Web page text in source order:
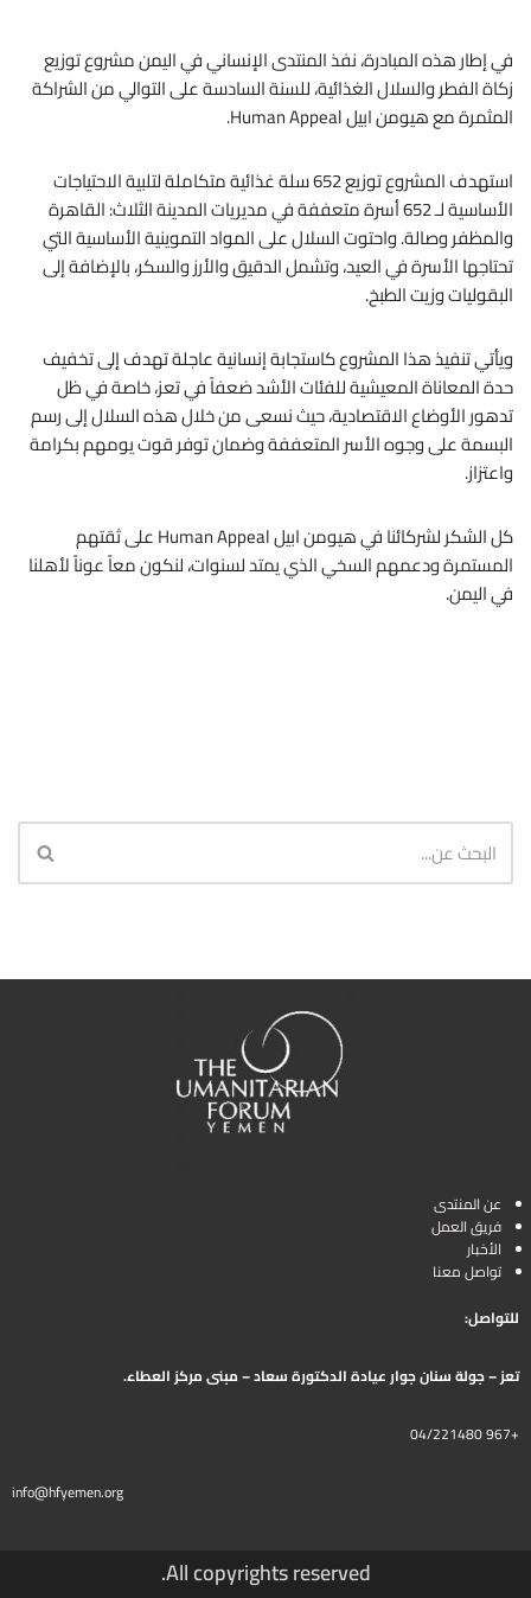
في إطار هذه المبادرة، نفذ المنتدى الإنساني في اليمن مشروع توزيع
زكاة الفطر والسلال الغذائية، للسنة السادسة على التوالي من الشراكة
المثمرة مع هيومن ابيل Human Appeal.
استهدف المشروع توزيع 652 سلة غذائية متكاملة لتلبية الاحتياجات
الأساسية لـ 652 أسرة متعففة في مديريات المدينة الثلاث: القاهرة
والمظفر وصالة. واحتوت السلال على المواد التموينية الأساسية التي
تحتاجها الأسرة في العيد، وتشمل الدقيق والأرز والسكر، بالإضافة إلى
البقوليات وزيت الطبخ.
ويأتي تنفيذ هذا المشروع كاستجابة إنسانية عاجلة تهدف إلى تخفيف
حدة المعاناة المعيشية للفئات الأشد ضعفاً في تعز، خاصة في ظل
تدهور الأوضاع الاقتصادية، حيث نسعى من خلال هذه السلال إلى رسم
البسمة على وجوه الأسر المتعففة وضمان توفر قوت يومهم بكرامة
واعتزاز.
كل الشكر لشركائنا في هيومن ابيل Human Appeal على ثقتهم
المستمرة ودعمهم السخي الذي يمتد لسنوات، لنكون معاً عوناً لأهلنا
في اليمن.
عن المنتدى
فريق العمل
الأخبار
تواصل معنا
للتواصل:
تعز – جولة سنان جوار عيادة الدكتورة سعاد – مبنى مركز العطاء.
+967 04/221480
info@hfyemen.org
All copyrights reserved.